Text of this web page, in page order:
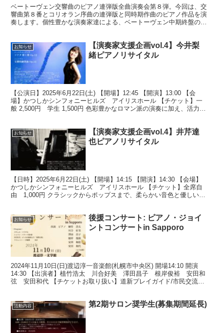
ベートーヴェン交響曲のピアノ連弾版全曲演奏会第８弾。今回は、交
響曲第８番とコリオラン序曲の連弾版と同時期作曲のピアノ作品を演
奏します。個性豊かな演奏家達による、ベートーヴェン中期終盤の魅
お知らせ
【演奏家支援企画vol.4】今井梨
緒ピアノリサイタル
【公演日】2025年6月22日(土) 【開場】12:45 【開演】13:00 【会
場】かつしかシンフォニーヒルズ アイリスホール 【チケット】一
般 2,500円 学生 1,500円 色彩豊かなロマン派の演奏に加え、活力溢
お知らせ
【演奏家支援企画vol.4】井芹達
也ピアノリサイタル
【日時】2025年6月22日(土) 【開場】14:15 【開演】14:30 【会場】
かつしかシンフォニーヒルズ アイリスホール 【チケット】全席自
由 1,000円 クラシックからポップスまで、柔らかい音色と優しい音
お知らせ
後援コンサート: ピアノ・ジョイ
ントコンサートin Sapporo
2024年11月10日(日)渡辺淳一音楽館(札幌市中央区) 開場14:10 開演
14:30 【出演者】植竹浩太 川合好美 澤田昌子 根岸俊裕 安田和
弦 安田和代 【チケットお取り扱い】道新プレイガイド/市民交流プ
活動内容 第2期サロン奨学生(募集期間延長)